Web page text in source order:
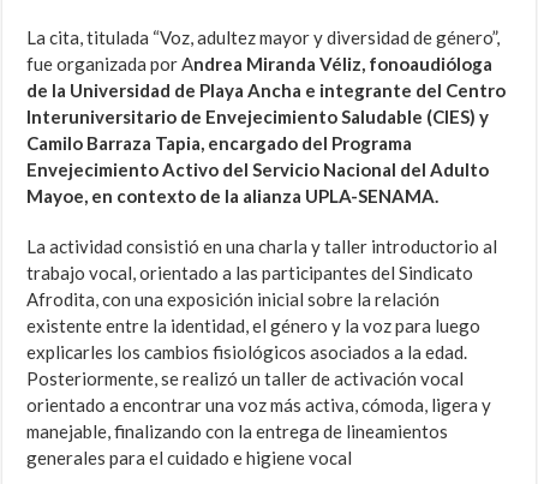
La cita, titulada “Voz, adultez mayor y diversidad de género”,
fue organizada por Andrea Miranda Véliz, fonoaudióloga
de la Universidad de Playa Ancha e integrante del Centro
Interuniversitario de Envejecimiento Saludable (CIES) y
Camilo Barraza Tapia, encargado del Programa
Envejecimiento Activo del Servicio Nacional del Adulto
Mayoe, en contexto de la alianza UPLA-SENAMA.
La actividad consistió en una charla y taller introductorio al
trabajo vocal, orientado a las participantes del Sindicato
Afrodita, con una exposición inicial sobre la relación
existente entre la identidad, el género y la voz para luego
explicarles los cambios fisiológicos asociados a la edad.
Posteriormente, se realizó un taller de activación vocal
orientado a encontrar una voz más activa, cómoda, ligera y
manejable, finalizando con la entrega de lineamientos
generales para el cuidado e higiene vocal